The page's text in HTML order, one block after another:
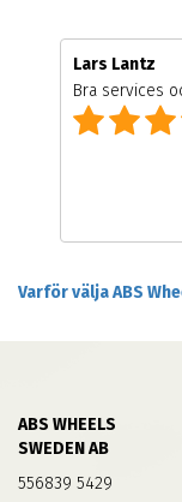
Lars Lantz
Bra services
Varför välja ABS
ABS WHEELS
SWEDEN AB
556839 5429